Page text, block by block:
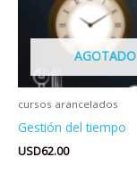
AGOTADO
cursos arancelados
Gestión del tiempo
USD62.00